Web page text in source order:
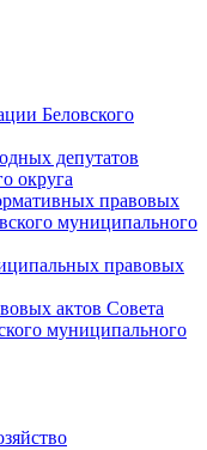
Беловского
депутатов
округа
правовых
муниципального
правовых
актов Совета
муниципального